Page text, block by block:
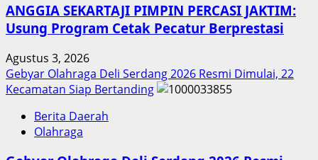
ANGGIA SEKARTAJI PIMPIN PERCASI JAKTIM:
Usung Program Cetak Pecatur Berprestasi
Agustus 3, 2026
Gebyar Olahraga Deli Serdang 2026 Resmi Dimulai, 22
Kecamatan Siap Bertanding
Berita Daerah
Olahraga